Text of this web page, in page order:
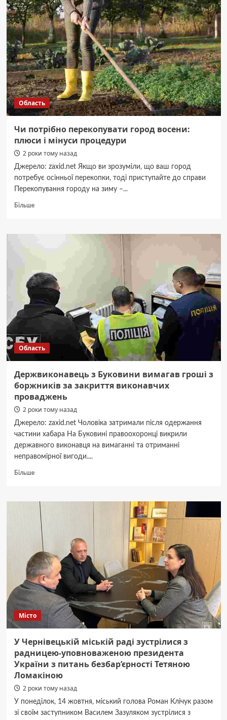
горі
Піп
Іван
морозно
і
сніжно
Область
Чи потрібно перекопувати город восени:
плюси і мінуси процедури
2 роки тому назад
Джерело: zaxid.net Якщо ви зрозуміли, що ваш город
потребує осінньої перекопки, тоді приступайте до справи
Перекопування городу на зиму –...
БільшеДокладніше
перекопувати
плюси
і
мінуси
процедури
Область
Держвиконавець з Буковини вимагав гроші з
боржників за закриття виконавчих
проваджень
2 роки тому назад
Джерело: zaxid.net Чоловіка затримали після одержання
частини хабара На Буковині правоохоронці викрили
державного виконавця на вимаганні та отриманні
неправомірної вигоди....
БільшеДокладніше
з
Буковини
вимагав
гроші
боржників
за
закриття
виконавчих
проваджень
Місто
У Чернівецькій міській раді зустрілися з
радницею-уповноваженою президента
України з питань безбар’єрності Тетяною
Ломакіною
2 роки тому назад
У понеділок, 14 жовтня, міський голова Роман Клічук разом
зі своїм заступником Василем Зазуляком зустрілися з